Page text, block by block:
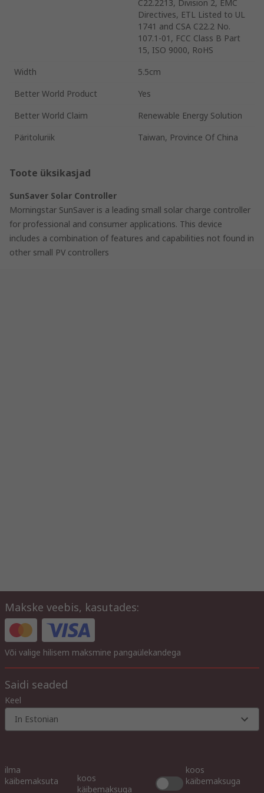
C22.2213, Division 2, EMC
Directives, ETL Listed to UL
1741 and CSA C22.2 No.
107.1-01, FCC Class B Part
15, ISO 9000, RoHS
Width
5.5cm
Better World Product
Yes
Better World Claim
Renewable Energy Solution
Päritoluriik
Taiwan, Province Of China
Toote üksikasjad
SunSaver Solar Controller
Morningstar SunSaver is a leading small solar charge controller
for professional and consumer applications. This device
includes a combination of features and capabilities not found in
other small PV controllers
Makske veebis, kasutades:
Või valige hilisem maksmine pangaülekandega
Saidi seaded
Keel
In Estonian
ilma
käibemaksuta
koos
käibemaksuga
koos
käibemaksuga